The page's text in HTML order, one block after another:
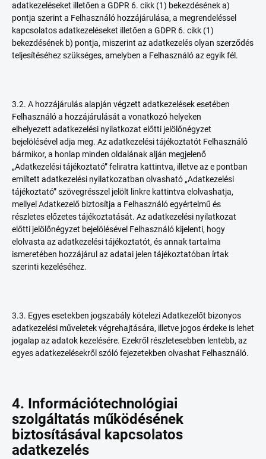
adatkezeléseket illetően a GDPR 6. cikk (1) bekezdésének a)
pontja szerint a Felhasználó hozzájárulása, a megrendeléssel
kapcsolatos adatkezeléseket illetően a GDPR 6. cikk (1)
bekezdésének b) pontja, miszerint az adatkezelés olyan szerződés
teljesítéséhez szükséges, amelyben a Felhasználó az egyik fél.
3.2. A hozzájárulás alapján végzett adatkezelések esetében
Felhasználó a hozzájárulását a vonatkozó helyeken
elhelyezett adatkezelési nyilatkozat előtti jelölőnégyzet
bejelölésével adja meg. Az adatkezelési tájékoztatót Felhasználó
bármikor, a honlap minden oldalának alján megjelenő
„Adatkezelési tájékoztató” feliratra kattintva, illetve az e pontban
említett adatkezelési nyilatkozatban olvasható „Adatkezelési
tájékoztató” szövegrésszel jelölt linkre kattintva elolvashatja,
mellyel Adatkezelő biztosítja a Felhasználó egyértelmű és
részletes előzetes tájékoztatását. Az adatkezelési nyilatkozat
előtti jelölőnégyzet bejelölésével Felhasználó kijelenti, hogy
elolvasta az adatkezelési tájékoztatót, és annak tartalma
ismeretében hozzájárul az adatai jelen tájékoztatóban írtak
szerinti kezeléséhez.
3.3. Egyes esetekben jogszabály kötelezi Adatkezelőt bizonyos
adatkezelési műveletek végrehajtására, illetve jogos érdeke is lehet
jogalap az adatok kezelésére. Ezekről részletesebben lentebb, az
egyes adatkezelésekről szóló fejezetekben olvashat Felhasználó.
4. Információtechnológiai
szolgáltatás működésének
biztosításával kapcsolatos
adatkezelés